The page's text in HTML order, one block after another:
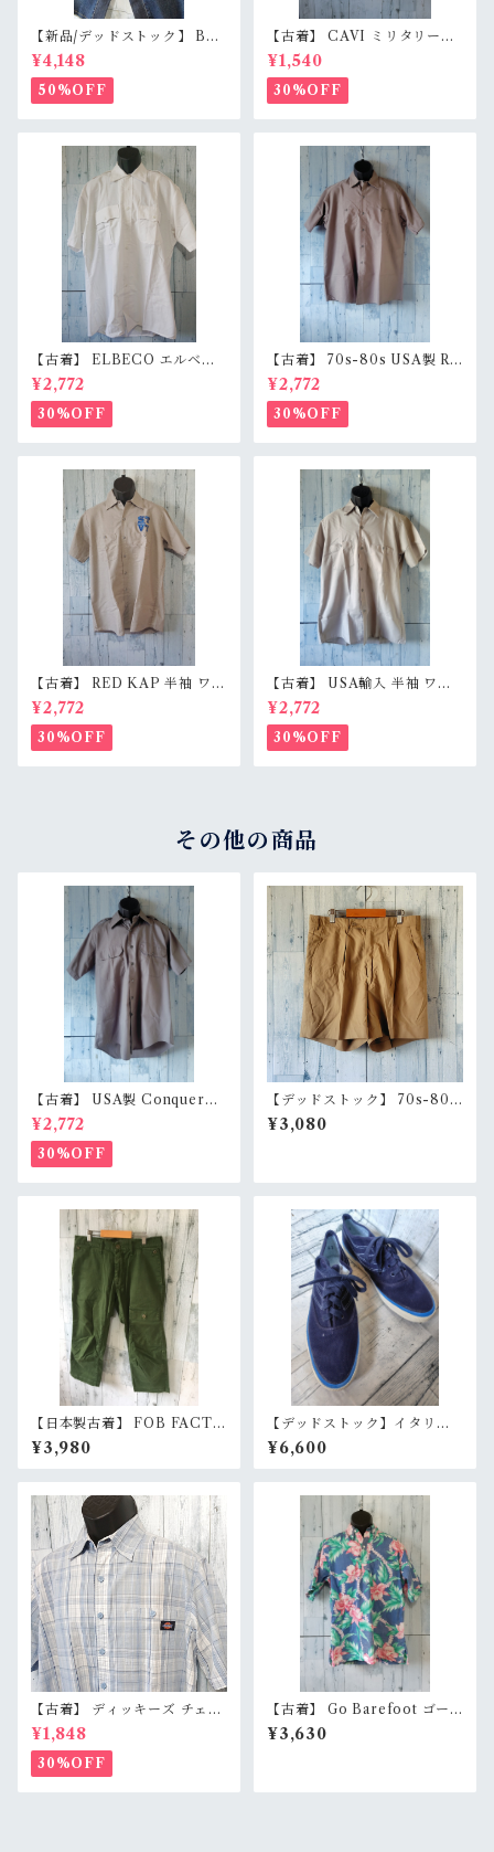
【新品/デッドストック】 BL
UE WAY ブルーウェイ 日本製
デニムショートパンツ S/M/L
（M1431-50） 膝下丈 職人加
工 アメカジ RankS
¥4,148
50%OFF
【古着】 CAVI ミリタリー風
半袖シャツ XL（身幅63cm）
ベージュ 金ボタン 80s ロック
エポレット オーバーサイズ Ra
nkB
¥1,540
30%OFF
【古着】 ELBECO エルベコ
半袖 ワークシャツ L（身幅63.
5cm） ホワイト 白 ビッグシ
ルエット オーバーサイズ Ran
kB
¥2,772
30%OFF
【古着】 70s-80s USA製 RE
D KAP 半袖 ワークシャツ L
（身幅62cm） チャコール レ
ッドキャップ ヴィンテージ Ra
nkC
¥2,772
30%OFF
【古着】 RED KAP 半袖 ワー
クシャツ M〜L相当（身幅55c
m） 刺しゅう入り 企業ロゴ レ
ッドキャップ アジ感有 RankC
¥2,772
30%OFF
【古着】 USA輸入 半袖 ワー
クシャツ L（身幅59.5cm）
ベージュグレー スナップボタ
ン 薄手 アメカジ RankB
¥2,772
30%OFF
その他の商品
【古着】 USA製 Conqueror
半袖 ワークシャツ 15 1/2（メ
ンズM〜L相当） グレー アメ
リカ製 アメカジ RankB
¥2,772
30%OFF
【デッドストック】 70s-80s
スウェーデン軍 実物 ショート
パンツ 44/46展開（W76/W8
¥3,080
【日本製古着】 FOB FACTO
RY クロップドパンツ Mサイ
ズ グリーン テーパード 8分丈
ミリタリー風 ストレッチパン
¥3,980
【デッドストック】イタリ
ア ボートシューズ ネイビー
¥6,600
【古着】 ディッキーズ チェッ
ク柄 半袖 ワークシャツ メンズ
L ホワイト/サックス 白 水色
コットン100% RankB
¥1,848
30%OFF
【古着】 Go Barefoot ゴー
ベアフット アメリカ製 ボタン
ダウン アロハシャツ M プル
¥3,630